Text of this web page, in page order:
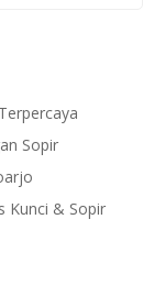
Sopir
Kunci & Sopir